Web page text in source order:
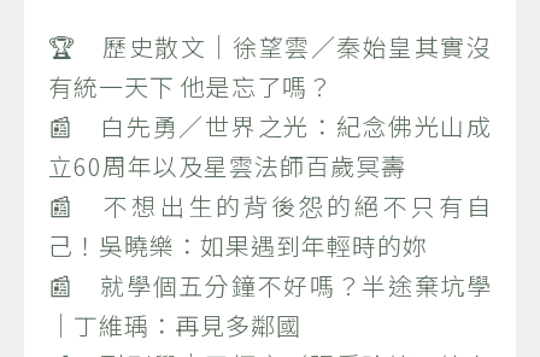
🏆 歷史散文｜徐望雲／秦始皇其實沒
有統一天下 他是忘了嗎？
📰 白先勇／世界之光：紀念佛光山成
立60周年以及星雲法師百歲冥壽
📰 不想出生的背後怨的絕不只有自
己！吳曉樂：如果遇到年輕時的妳
📰 就學個五分鐘不好嗎？半途棄坑學
｜丁維瑀：再見多鄰國